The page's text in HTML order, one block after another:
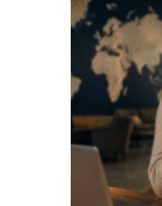
t
e
d
a